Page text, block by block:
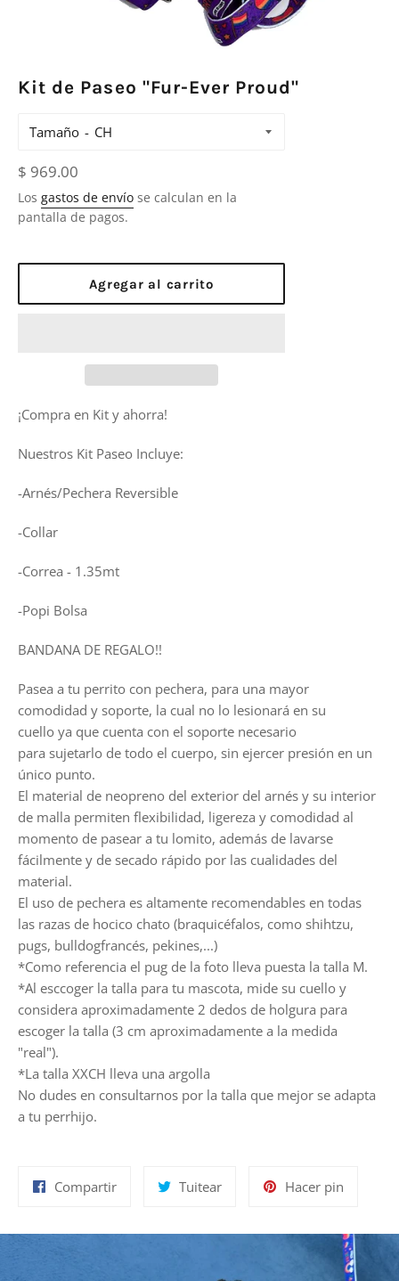
Kit de Paseo "Fur-Ever Proud"
Tamaño
Precio
habitual
$ 969.00
Los gastos de envío se calculan en la
pantalla de pagos.
Agregar al carrito
¡Compra en Kit y ahorra!
Nuestros Kit Paseo Incluye:
-Arnés/Pechera Reversible
-Collar
-Correa - 1.35mt
-Popi Bolsa
BANDANA DE REGALO!!
Pasea a tu perrito con pechera, para una mayor
comodidad y soporte, la cual no lo lesionará en su
cuello ya que cuenta con el soporte necesario
para sujetarlo de todo el cuerpo, sin ejercer presión en un
único punto.
El material de neopreno del exterior del arnés y su interior
de malla permiten flexibilidad, ligereza y comodidad al
momento de pasear a tu lomito, además de lavarse
fácilmente y de secado rápido por las cualidades del
material.
El uso de pechera es altamente recomendables en todas
las razas de hocico chato (braquicéfalos, como shihtzu,
pugs, bulldogfrancés, pekines,...)
*Como referencia el pug de la foto lleva puesta la talla M.
*Al esccoger la talla para tu mascota, mide su cuello y
considera aproximadamente 2 dedos de holgura para
escoger la talla (3 cm aproximadamente a la medida
"real").
*La talla XXCH lleva una argolla
No dudes en consultarnos por la talla que mejor se adapta
a tu perrhijo.
CompartirCompartir TuitearTuitear
Hacer pin